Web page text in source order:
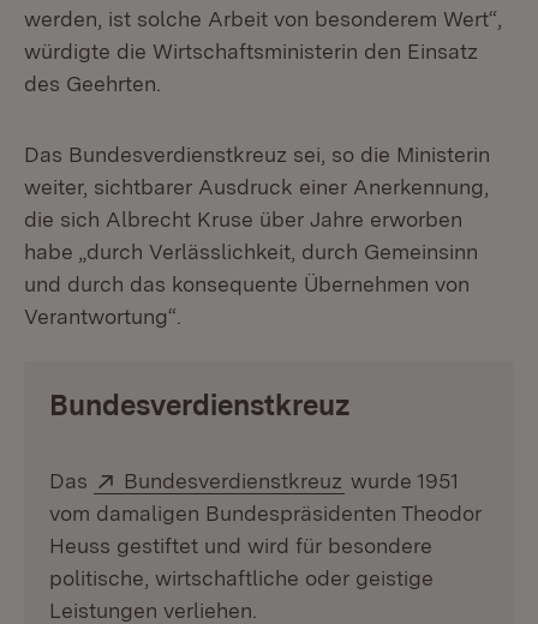
werden, ist solche Arbeit von besonderem Wert“,
würdigte die Wirtschaftsministerin den Einsatz
des Geehrten.
Das Bundesverdienstkreuz sei, so die Ministerin
weiter, sichtbarer Ausdruck einer Anerkennung,
die sich Albrecht Kruse über Jahre erworben
habe „durch Verlässlichkeit, durch Gemeinsinn
und durch das konsequente Übernehmen von
Verantwortung“.
Bundesverdienstkreuz
Das Extern:
Bundesverdienstkreuz (Öffnet in neuem
wurde 1951
vom damaligen Bundespräsidenten Theodor
Heuss gestiftet und wird für besondere
politische, wirtschaftliche oder geistige
Leistungen verliehen.